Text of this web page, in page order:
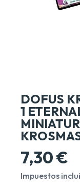
DOFUS
1
7,30 €
Impuestos